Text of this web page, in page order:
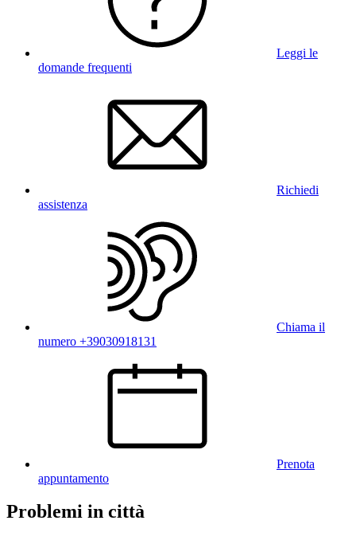
Leggi le
domande frequenti
Richiedi
assistenza
Chiama il
numero +39030918131
Prenota
appuntamento
Problemi in città